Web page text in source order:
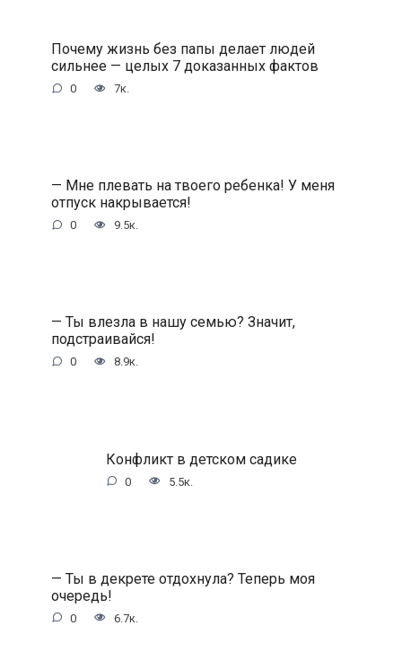
Почему жизнь без папы делает людей
сильнее — целых 7 доказанных фактов
0 7к.
— Мне плевать на твоего ребенка! У меня
отпуск накрывается!
0 9.5к.
— Ты влезла в нашу семью? Значит,
подстраивайся!
0 8.9к.
Конфликт в детском садике
0 5.5к.
— Ты в декрете отдохнула? Теперь моя
очередь!
0 6.7к.